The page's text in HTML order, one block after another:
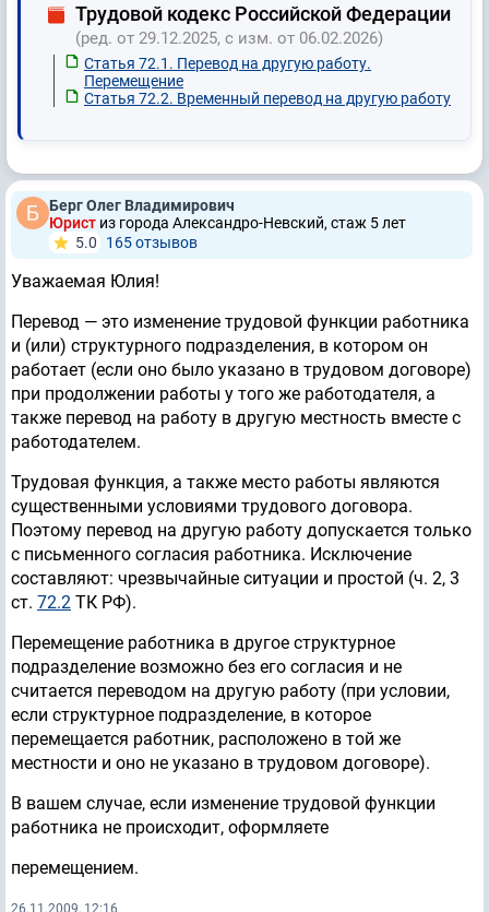
Трудовой кодекс Российской Федерации
(ред. от 29.12.2025, с изм. от 06.02.2026)
Статья 72.1. Перевод на другую работу.
Перемещение
Статья 72.2. Временный перевод на другую работу
Берг Олег Владимирович
Юрист из города Александро-Невский, стаж 5 лет
5.0
165 отзывов
Уважаемая Юлия!
Перевод — это изменение трудовой функции работника
и (или) структурного подразделения, в котором он
работает (если оно было указано в трудовом договоре)
при продолжении работы у того же работодателя, а
также перевод на работу в другую местность вместе с
работодателем.
Трудовая функция, а также место работы являются
существенными условиями трудового договора.
Поэтому перевод на другую работу допускается только
с письменного согласия работника. Исключение
составляют: чрезвычайные ситуации и простой (ч. 2, 3
ст. 72.2 ТК РФ).
Перемещение работника в другое структурное
подразделение возможно без его согласия и не
считается переводом на другую работу (при условии,
если структурное подразделение, в которое
перемещается работник, расположено в той же
местности и оно не указано в трудовом договоре).
В вашем случае, если изменение трудовой функции
работника не происходит, оформляете
перемещением.
26.11.2009, 12:16